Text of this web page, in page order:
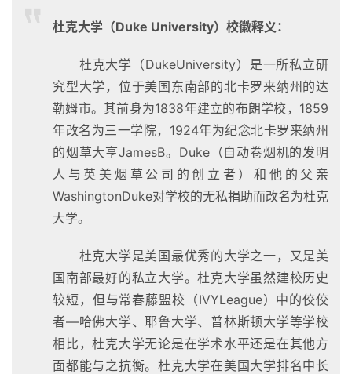
杜克大学（Duke University）校徽释义：
杜克大学（DukeUniversity）是一所私立研
究型大学，位于美国东南部的北卡罗来纳州的达
勒姆市。其前身为1838年建立的布朗学校，1859
年改名为三一学院，1924年为纪念北卡罗来纳州
的烟草大亨JamesB。Duke（自动卷烟机的发明
人与英美烟草公司的创立者）和他的父亲
WashingtonDuke对学校的无私捐助而改名为杜克
大学。
杜克大学是美国最优秀的大学之一，又是美
国南部最好的私立大学。杜克大学虽然建校历史
较短，但与常春藤盟校（IVYLeague）中的佼佼
者—哈佛大学、耶鲁大学、普林斯顿大学等学校
相比，杜克大学无论是在学术水平还是在其他方
面都能与之抗衡。杜克大学在美国大学排名中长